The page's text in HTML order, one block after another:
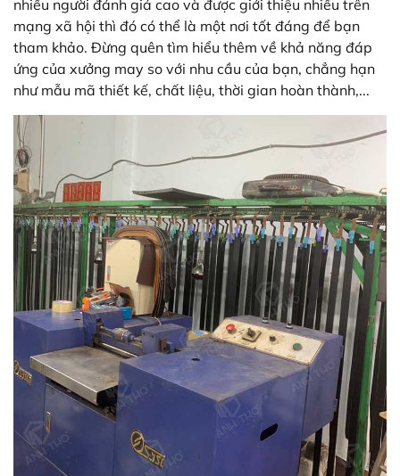
nhiều người đánh giá cao và được giới thiệu nhiều trên
mạng xã hội thì đó có thể là một nơi tốt đáng để bạn
tham khảo. Đừng quên tìm hiểu thêm về khả năng đáp
ứng của xưởng may so với nhu cầu của bạn, chẳng hạn
như mẫu mã thiết kế, chất liệu, thời gian hoàn thành,...